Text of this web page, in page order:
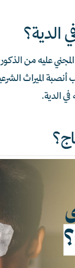
الدية؟
عليه من
الميراث
في الدية.